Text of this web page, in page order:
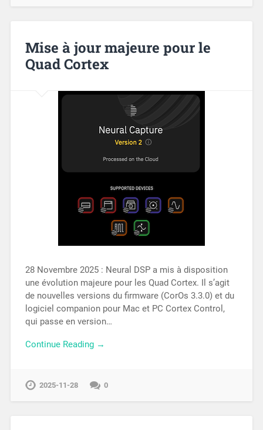
Mise à jour majeure pour le
Quad Cortex
28 Novembre 2025 : Neural DSP a mis à disposition
une évolution majeure pour les Quad Cortex. Il s’agit
de nouvelles versions du firmware (CorOs 3.3.0) et du
logiciel companion pour Mac et PC Cortex Control,
qui passe en version…
Continue Reading →
2025-11-28 0